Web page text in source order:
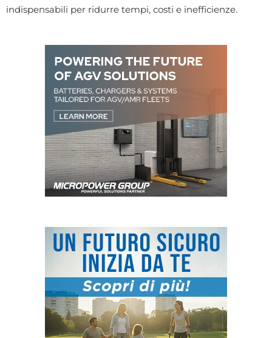
indispensabili per ridurre tempi, costi e inefficienze.